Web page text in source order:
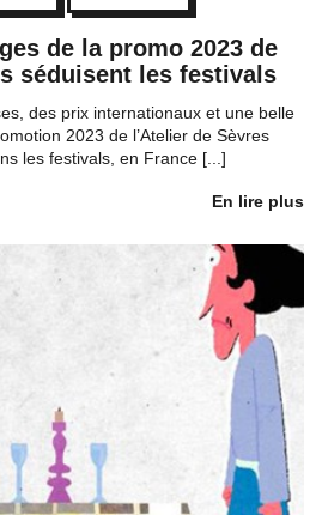
de la promo 2023 de
séduisent les festivals
des prix internationaux et une belle
2023 de l’Atelier de Sèvres
les festivals, en France [...]
En lire plus